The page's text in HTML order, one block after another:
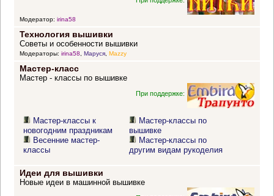
Модератор: irina58
Технология вышивки
Советы и особенности вышивки
Модераторы: irina58, Маруся, Mazzy
Мастер-класс
Мастер - классы по вышивке
При поддержке:
Мастер-классы к
новогодним праздникам
Весенние мастер-
классы
Мастер-классы по
вышивке
Мастер-классы по
другим видам рукоделия
Идеи для вышивки
Новые идеи в машинной вышивке